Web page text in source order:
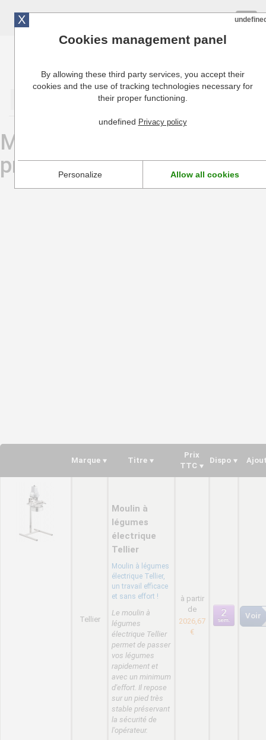
Cuisinresto: Ustensiles de cuisine pour professionnels
Moulin à légumes
professionnel Tellier
Marque Titre
Prix
TTC
Dispo
Tellier
Moulin à
légumes
électrique
Tellier
Moulin à légumes
électrique Tellier,
un travail efficace
et sans effort !
Le moulin à
légumes
électrique Tellier
permet de passer
vos légumes
rapidement et
avec un minimum
d'effort. Il repose
sur un pied très
stable préservant
la sécurité de
l'opérateur.
à partir
de
2026,67
€
Voir
X
Cookies management panel
By allowing these third party services, you accept their
cookies and the use of tracking technologies necessary for
their proper functioning.
undefined Privacy policy
Personalize Allow all cookies